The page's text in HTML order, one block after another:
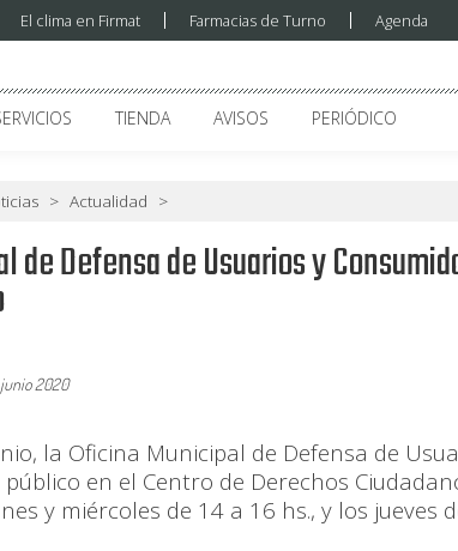
El clima en Firmat Farmacias de Turno Agenda
TIENDA AVISOS PERIÓDICO
> Actualidad >
de Defensa de Usuarios y
2020
la Oficina Municipal de Defensa de
en el Centro de Derechos
y miércoles de 14 a 16 hs., y los jueves